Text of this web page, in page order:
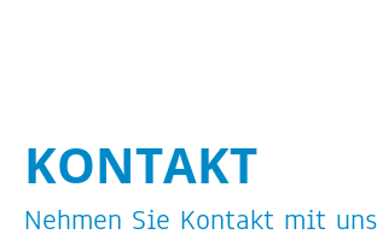
KON­TAKT
Neh­men Sie Kon­takt mit